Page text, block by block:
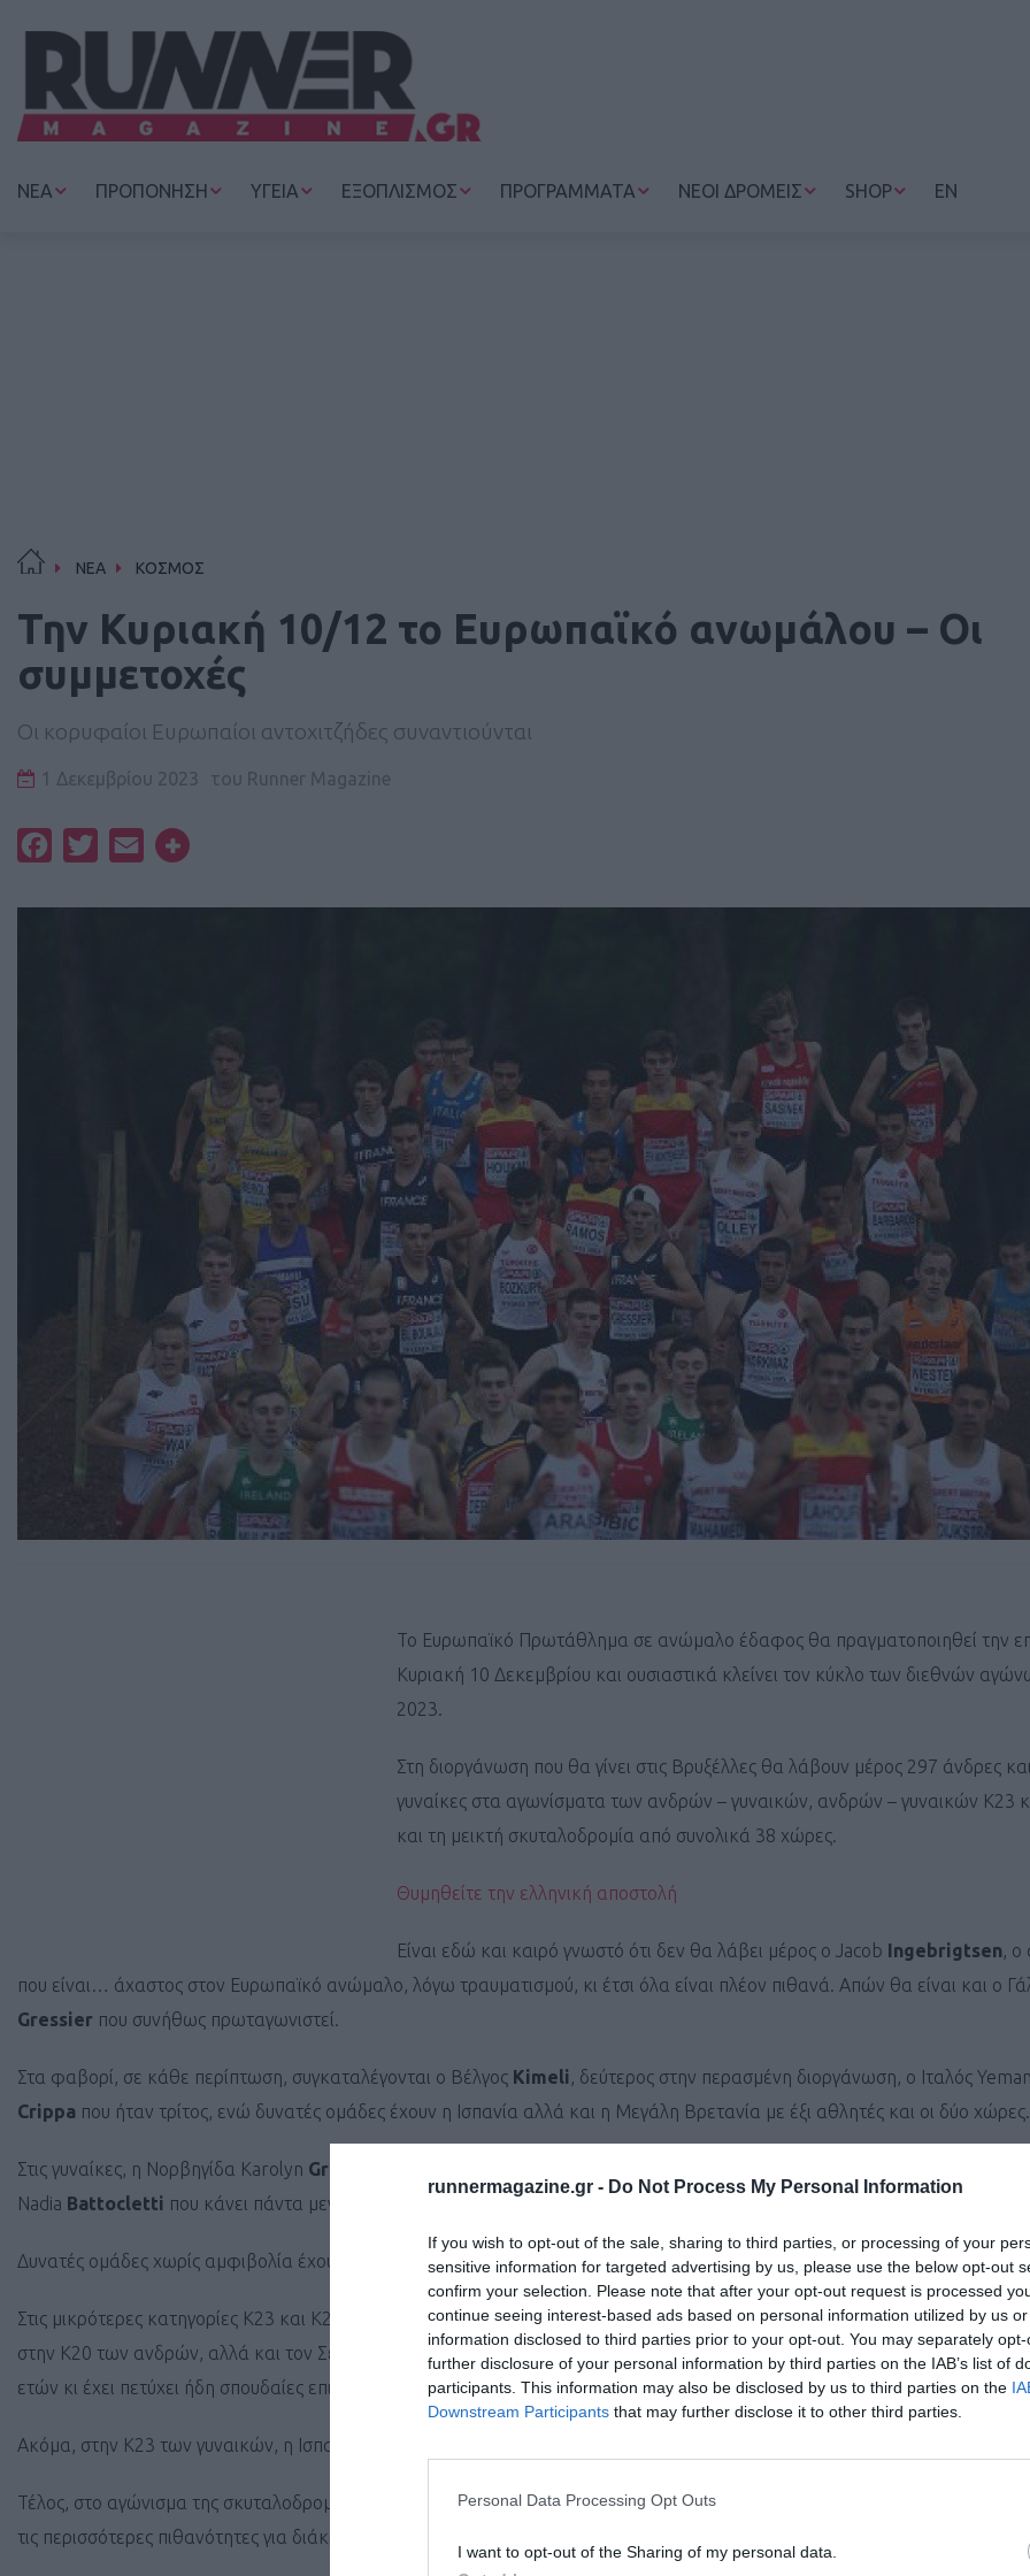
runnermagazine.gr - Do Not Process My Personal Information
If you wish to opt-out of the sale, sharing to third parties, or processing of your
sensitive information for targeted advertising by us, please use the below opt-out
confirm your selection. Please note that after your opt-out request is processed
continue seeing interest-based ads based on personal information utilized by us
information disclosed to third parties prior to your opt-out. You may separately
further disclosure of your personal information by third parties on the IAB’s list of
participants. This information may also be disclosed by us to third parties on the
Downstream Participants that may further disclose it to other third parties.
Personal Data Processing Opt Outs
I want to opt-out of the Sharing of my personal data.
ΝΕΑ ΠΡΟΠΟΝΗΣΗ ΥΓΕΙΑ ΕΞΟΠΛΙΣΜΟΣ ΠΡΟΓΡΑΜΜΑΤΑ ΝΕΟΙ ΔΡΟΜΕΙΣ SHOP EN
ΝΕΑ ΚΟΣΜΟΣ
Την Κυριακή 10/12 το Ευρωπαϊκό ανωμάλου – Οι
συμμετοχές
Οι κορυφαίοι Ευρωπαίοι αντοχιτζήδες συναντιούνται
1 Δεκεμβρίου 2023 του Runner Magazine
FacebookTwitterEmail
To Eυρωπαϊκό Πρωτάθλημα σε ανώμαλο έδαφος θα πραγματοποιηθεί την
Κυριακή 10 Δεκεμβρίου και ουσιαστικά κλείνει τον κύκλο των διεθνών
2023.
Στη διοργάνωση που θα γίνει στις Βρυξέλλες θα λάβουν μέρος 297 άνδρες
γυναίκες στα αγωνίσματα των ανδρών – γυναικών, ανδρών – γυναικών Κ23
και τη μεικτή σκυταλοδρομία από συνολικά 38 χώρες.
Θυμηθείτε την ελληνική αποστολή
Είναι εδώ και καιρό γνωστό ότι δεν θα λάβει μέρος ο Jacob Ingebrigtsen, ο
που είναι… άχαστος στον Ευρωπαϊκό ανώμαλο, λόγω τραυματισμού, κι έτσι όλα είναι πλέον πιθανά. Απών θα είναι και ο
Gressier που συνήθως πρωταγωνιστεί.
Στα φαβορί, σε κάθε περίπτωση, συγκαταλέγονται ο Βέλγος Kimeli, δεύτερος στην περασμένη διοργάνωση, o Iταλός
Crippa που ήταν τρίτος, ενώ δυνατές ομάδες έχουν η Ισπανία αλλά και η Μεγάλη Βρετανία με έξι αθλητές και οι δύο χώρες.
Στις γυναίκες, η Νορβηγίδα Karolyn Grovdal
Nadia Battocletti που κάνει πάντα μεγάλες εμφανίσεις, και πλέον αγωνίζεται στην κατηγορία των γυναικών.
Δυνατές ομάδες χωρίς αμφιβολία έχουν η Μ. Βρετανία, η Ισπανία, η Ιταλία, η Γαλλία και η Ιρλανδία.
Στις μικρότερες κατηγορίες Κ23 και Κ20, δώστε βάση στον Δανό JoelLillesoστην Κ23 καθώς και στον NielsLarosαπό την
στην Κ20 των ανδρών, αλλά και τον Σέρβο Aldin
Catovic , ο οποίος δεν είναι βέβαιο ότι θα πάρει κάποιο μετάλλιο, είναι
ετών κι έχει πετύχει ήδη σπουδαίες επιδόσεις!
Ακόμα, στην Κ23 των γυναικών, η Ισπανίδα Maria
Τέλος, στο αγώνισμα της σκυταλοδρομίας έχουν δηλωθεί 12 χώρες με την Ιταλία, την Ισπανία, την Μ. Βρετανία και την
τις περισσότερες πιθανότητες για διάκριση.